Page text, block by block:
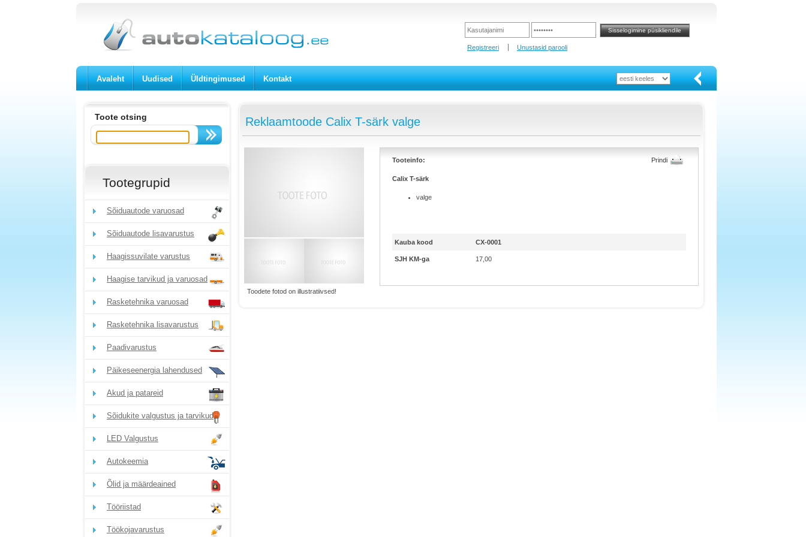
Registreeri Unustasid parooli
Avaleht Uudised Üldtingimused Kontakt
Toote otsing
Tootegrupid
Sõiduautode varuosad
Sõiduautode lisavarustus
Haagissuvilate varustus
Haagise tarvikud ja varuosad
Rasketehnika varuosad
Rasketehnika lisavarustus
Paadivarustus
Päikeseenergia lahendused
Akud ja patareid
Sõidukite valgustus ja tarvikud
LED Valgustus
Autokeemia
Õlid ja määrdeained
Tööriistad
Töökojavarustus
Reklaamtoode Calix T-särk valge
Toodete fotod on illustratiivsed!
Prindi
Tooteinfo:
Calix T-särk
valge
Kauba kood CX-0001
SJH KM-ga 17,00